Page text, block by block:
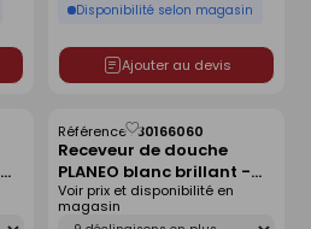
Disponibilité selon magasin
Ajouter au devis
Receveur de douche
PLANEO blanc brillant -
140 x 80 cm
Référence :30166060
Déclinaison
Voir prix et disponibilité en
magasin
Enregistrer
comme
liste